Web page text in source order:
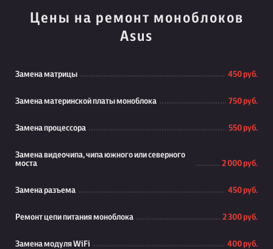
Цены на ремонт моноблоков
Asus
Замена матрицы 450 руб.
Замена материнской платы моноблока 750 руб.
Замена процессора 550 руб.
Замена видеочипа, чипа южного или северного
моста
2 000 руб.
Замена разъема 450 руб.
Ремонт цепи питания моноблока 2 300 руб.
Замена модуля WiFi 400 руб.